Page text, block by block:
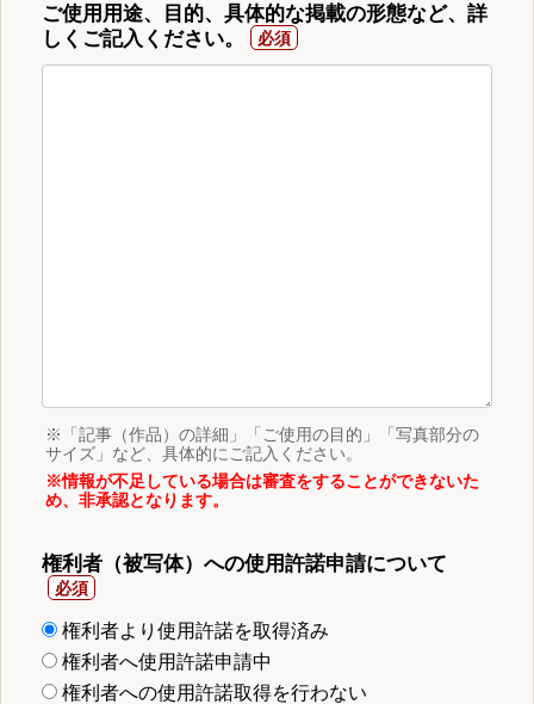
ご使用用途、目的、具体的な掲載の形態など、詳
しくご記入ください。
※「記事（作品）の詳細」「ご使用の目的」「写真部分の
サイズ」など、具体的にご記入ください。
※情報が不足している場合は審査をすることができないた
め、非承認となります。
権利者（被写体）への使用許諾申請について
権利者より使用許諾を取得済み
権利者へ使用許諾申請中
権利者への使用許諾取得を行わない